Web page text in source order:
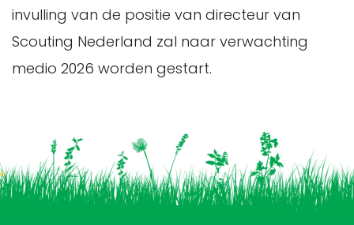
invulling van de positie van directeur van
Scouting Nederland zal naar verwachting
medio 2026 worden gestart.